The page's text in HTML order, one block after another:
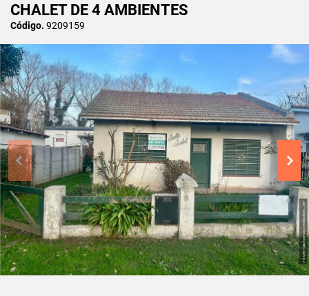
CHALET DE 4 AMBIENTES
Código. 9209159